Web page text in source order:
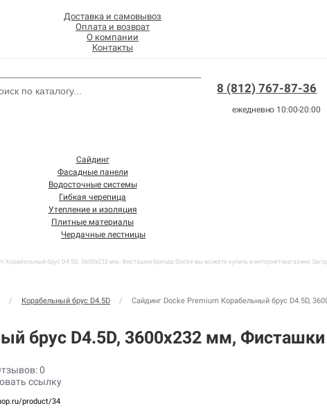
Доставка и самовывоз
Оплата и возврат
О компании
Контакты
8 (812) 767-87-36
ежедневно 10:00-20:00
Сайдинг
Фасадные панели
Водосточные системы
Гибкая черепица
Утепление и изоляция
Плитные материалы
Чердачные лестницы
Корабельный брус D4.5D, 3600х232 мм, Фисташки бренда Docke вы можете купить в интернет-магазине
/ Корабельный брус D4.5D / Сайдинг Docke Premium Корабельный брус D4.5D,
брус D4.5D, 3600х232 мм, Фисташки
0
ссылку
product/34